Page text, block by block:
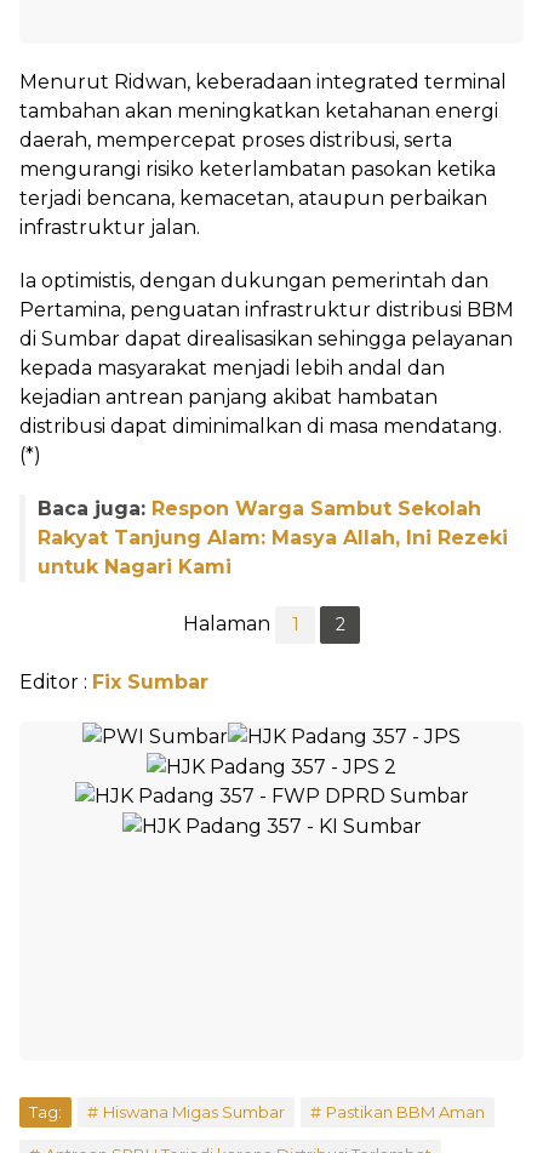
Menurut Ridwan, keberadaan integrated terminal
tambahan akan meningkatkan ketahanan energi
daerah, mempercepat proses distribusi, serta
mengurangi risiko keterlambatan pasokan ketika
terjadi bencana, kemacetan, ataupun perbaikan
infrastruktur jalan.
Ia optimistis, dengan dukungan pemerintah dan
Pertamina, penguatan infrastruktur distribusi BBM
di Sumbar dapat direalisasikan sehingga pelayanan
kepada masyarakat menjadi lebih andal dan
kejadian antrean panjang akibat hambatan
distribusi dapat diminimalkan di masa mendatang.
(*)
Baca juga: Respon Warga Sambut Sekolah
Rakyat Tanjung Alam: Masya Allah, Ini Rezeki
untuk Nagari Kami
Halaman 1 2
Editor : Fix Sumbar
Tag: Hiswana Migas Sumbar Pastikan BBM Aman